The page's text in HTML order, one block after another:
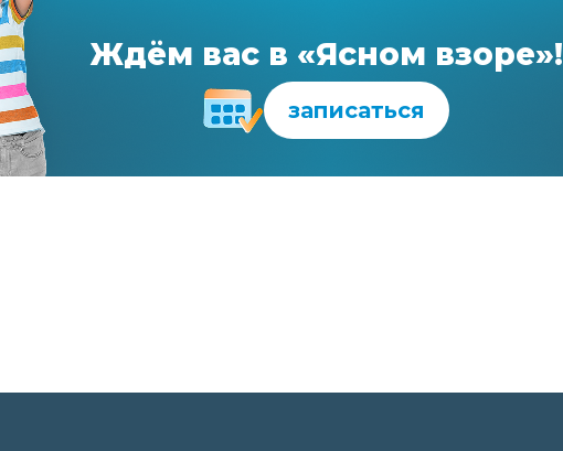
Ждём вас в «Ясном взоре»!
записаться